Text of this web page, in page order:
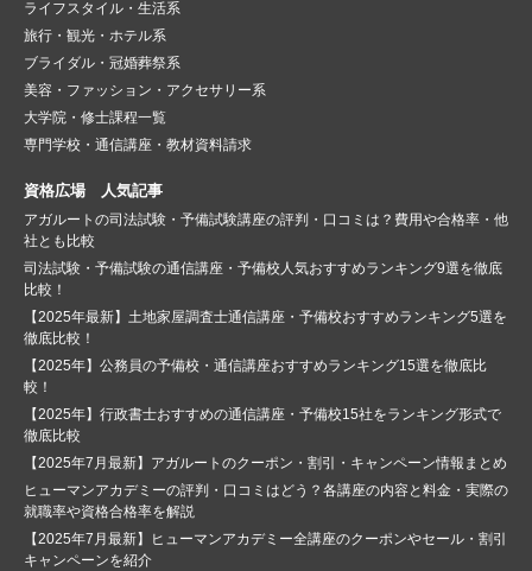
ライフスタイル・生活系
旅行・観光・ホテル系
ブライダル・冠婚葬祭系
美容・ファッション・アクセサリー系
大学院・修士課程一覧
専門学校・通信講座・教材資料請求
資格広場 人気記事
アガルートの司法試験・予備試験講座の評判・口コミは？費用や合格率・他
社とも比較
司法試験・予備試験の通信講座・予備校人気おすすめランキング9選を徹底
比較！
【2025年最新】土地家屋調査士通信講座・予備校おすすめランキング5選を
徹底比較！
【2025年】公務員の予備校・通信講座おすすめランキング15選を徹底比
較！
【2025年】行政書士おすすめの通信講座・予備校15社をランキング形式で
徹底比較
【2025年7月最新】アガルートのクーポン・割引・キャンペーン情報まとめ
ヒューマンアカデミーの評判・口コミはどう？各講座の内容と料金・実際の
就職率や資格合格率を解説
【2025年7月最新】ヒューマンアカデミー全講座のクーポンやセール・割引
キャンペーンを紹介